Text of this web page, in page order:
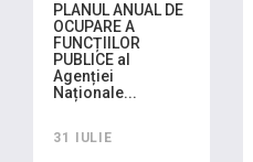
PLANUL ANUAL DE
OCUPARE A
FUNCȚIILOR
PUBLICE al
Agenției
Naționale...
31 IULIE